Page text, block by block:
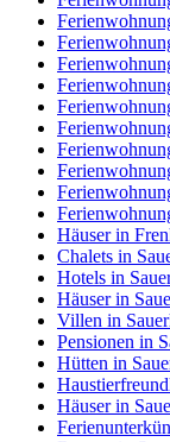
Häuser in
Chalets in
Hotels in
Häuser in
Villen in
Pensionen in
Hütten in
Häuser in